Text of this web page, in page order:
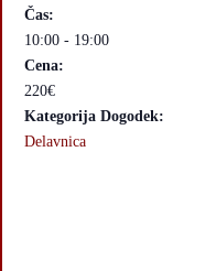
Čas:
10:00 - 19:00
Cena:
220€
Kategorija Dogodek:
Delavnica